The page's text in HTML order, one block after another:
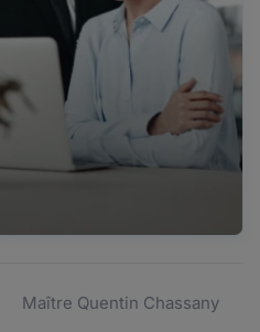
Maître Quentin Chassany